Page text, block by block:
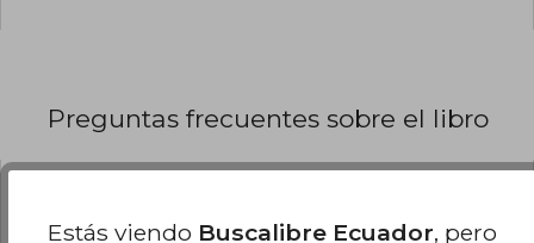
Preguntas frecuentes sobre el libro
Estás viendo Buscalibre Ecuador, pero